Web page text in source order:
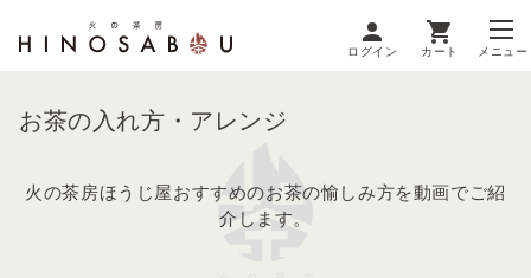
ログイン カート メニュー
お茶の入れ方・アレンジ
火の茶房ほうじ屋おすすめのお茶の愉しみ方を動画でご紹
介します。